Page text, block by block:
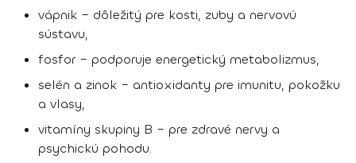
vápnik – dôležitý pre kosti, zuby a nervovú
sústavu,
fosfor – podporuje energetický metabolizmus,
selén a zinok – antioxidanty pre imunitu, pokožku
a vlasy,
vitamíny skupiny B – pre zdravé nervy a
psychickú pohodu.